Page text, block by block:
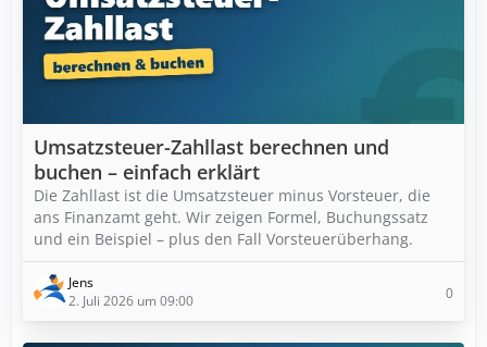
Umsatzsteuer-Zahllast berechnen und
buchen – einfach erklärt
Die Zahllast ist die Umsatzsteuer minus Vorsteuer, die
ans Finanzamt geht. Wir zeigen Formel, Buchungssatz
und ein Beispiel – plus den Fall Vorsteuerüberhang.
Jens
2. Juli 2026 um 09:00
0